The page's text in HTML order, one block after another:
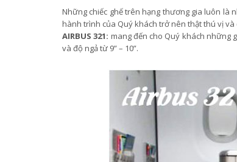
Những chiếc ghế trên hạng thương gia luôn là
hành trình của Quý khách trở nên thật thú vị và
AIRBUS 321: mang đến cho Quý khách những
và độ ngả từ 9” – 10”.